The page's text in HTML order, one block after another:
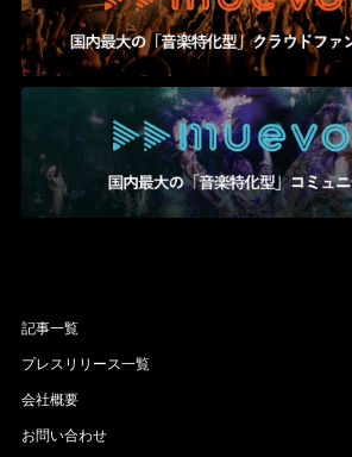
記事一覧
プレスリリース一覧
会社概要
お問い合わせ